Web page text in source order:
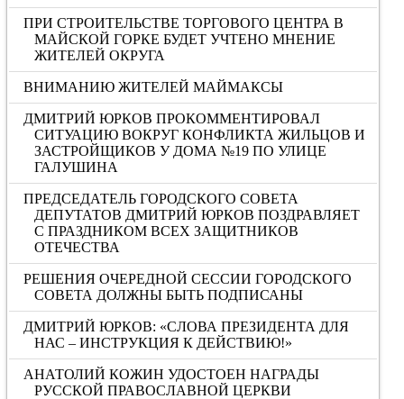
ПРИ СТРОИТЕЛЬСТВЕ ТОРГОВОГО ЦЕНТРА В
МАЙСКОЙ ГОРКЕ БУДЕТ УЧТЕНО МНЕНИЕ
ЖИТЕЛЕЙ ОКРУГА
ВНИМАНИЮ ЖИТЕЛЕЙ МАЙМАКСЫ
ДМИТРИЙ ЮРКОВ ПРОКОММЕНТИРОВАЛ
СИТУАЦИЮ ВОКРУГ КОНФЛИКТА ЖИЛЬЦОВ И
ЗАСТРОЙЩИКОВ У ДОМА №19 ПО УЛИЦЕ
ГАЛУШИНА
ПРЕДСЕДАТЕЛЬ ГОРОДСКОГО СОВЕТА
ДЕПУТАТОВ ДМИТРИЙ ЮРКОВ ПОЗДРАВЛЯЕТ
С ПРАЗДНИКОМ ВСЕХ ЗАЩИТНИКОВ
ОТЕЧЕСТВА
РЕШЕНИЯ ОЧЕРЕДНОЙ СЕССИИ ГОРОДСКОГО
СОВЕТА ДОЛЖНЫ БЫТЬ ПОДПИСАНЫ
ДМИТРИЙ ЮРКОВ: «CЛОВА ПРЕЗИДЕНТА ДЛЯ
НАС – ИНСТРУКЦИЯ К ДЕЙСТВИЮ!»
АНАТОЛИЙ КОЖИН УДОСТОЕН НАГРАДЫ
РУССКОЙ ПРАВОСЛАВНОЙ ЦЕРКВИ